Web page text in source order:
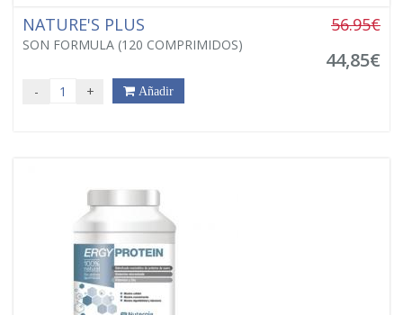
NATURE'S PLUS
SON FORMULA (120 COMPRIMIDOS)
56.95€
44,85€
- + Añadir